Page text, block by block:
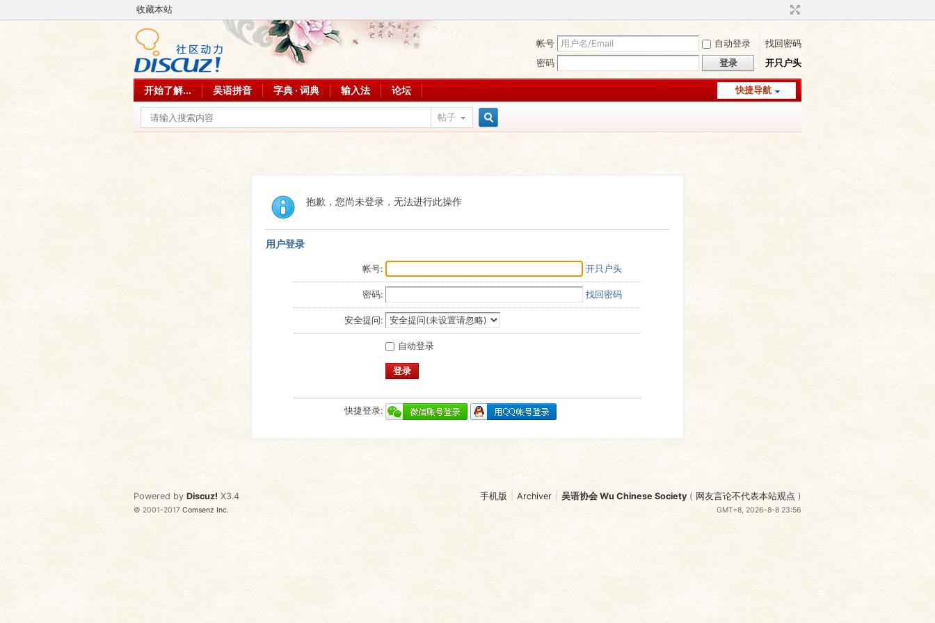
收藏本站
帐号 自动登录
找回密码
密码
登录 开只户头
快捷导航
开始了解... 吴语拼音 字典 · 词典 输入法 论坛
帖子
抱歉，您尚未登录，无法进行此操作
用户登录
帐号: 开只户头
密码: 找回密码
安全提问:
自动登录
登录
快捷登录:
手机版 Archiver 吴语协会 Wu Chinese Society ( 网友言论不代表本站观点 )
GMT+8, 2026-8-8 23:56
Powered by Discuz! X3.4
© 2001-2017Comsenz Inc.